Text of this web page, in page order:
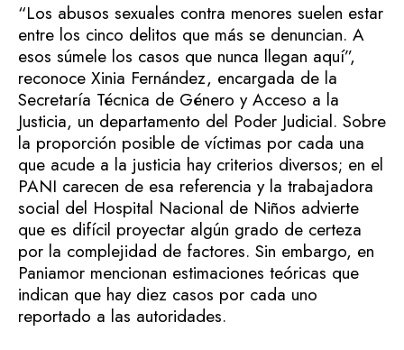
“Los abusos sexuales contra menores suelen estar
entre los cinco delitos que más se denuncian. A
esos súmele los casos que nunca llegan aquí”,
reconoce Xinia Fernández, encargada de la
Secretaría Técnica de Género y Acceso a la
Justicia, un departamento del Poder Judicial. Sobre
la proporción posible de víctimas por cada una
que acude a la justicia hay criterios diversos; en el
PANI carecen de esa referencia y la trabajadora
social del Hospital Nacional de Niños advierte
que es difícil proyectar algún grado de certeza
por la complejidad de factores. Sin embargo, en
Paniamor mencionan estimaciones teóricas que
indican que hay diez casos por cada uno
reportado a las autoridades.